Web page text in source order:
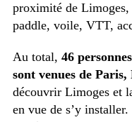
proximité de
paddle, voile, VTT,
Au total, 46
sont venues de
découvrir Limoges et
en vue de s’y